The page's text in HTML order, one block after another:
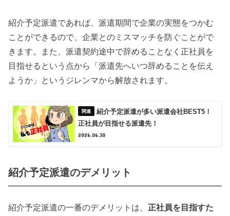
紹介予定派遣であれば、派遣期間で企業の実態をつかむ
ことができるので、企業とのミスマッチを防ぐことがで
きます。また、派遣契約途中で辞めることなく正社員を
目指せるという点から「派遣先へいつ辞めることを伝え
ようか」というジレンマから解放されます。
紹介予定派遣が多い派遣会社BEST5！
正社員が目指せる派遣先！
2026.06.30
紹介予定派遣のデメリット
紹介予定派遣の一番のデメリットは、 正社員を目指すた